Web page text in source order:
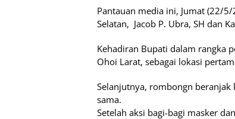
Pantauan media ini, Jumat (22/
Selatan, Jacob P. Ubra, SH
Kehadiran Bupati dalam rangka
Ohoi Larat, sebagai lokasi
Selanjutnya, rombongn
sama.
Setelah aksi bagi-bagi masker